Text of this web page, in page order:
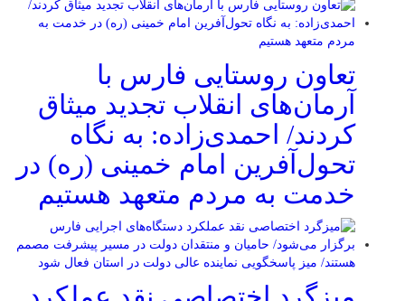
تعاون روستایی فارس با
آرمان‌های انقلاب تجدید میثاق
کردند/ احمدی‌زاده: به نگاه
تحول‌آفرین امام خمینی (ره) در
خدمت به مردم متعهد هستیم